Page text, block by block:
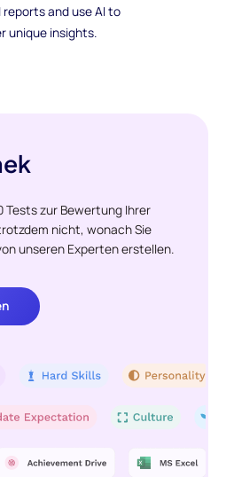
and use AI to
unique insights.
Tests zur Bewertung Ihrer
nicht, wonach Sie
unseren Experten erstellen.